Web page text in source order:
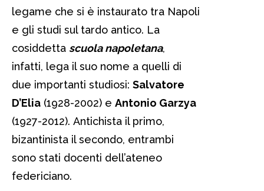
legame che si è instaurato tra Napoli
e gli studi sul tardo antico. La
cosiddetta scuola napoletana,
infatti, lega il suo nome a quelli di
due importanti studiosi: Salvatore
D’Elia (1928-2002) e Antonio Garzya
(1927-2012). Antichista il primo,
bizantinista il secondo, entrambi
sono stati docenti dell’ateneo
federiciano.